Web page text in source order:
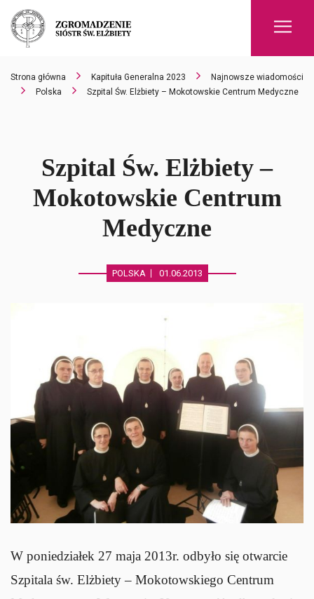
Strona główna Kapituła Generalna 2023
Najnowsze wiadomości
Polska
Szpital Św. Elżbiety – Mokotowskie Centrum Medyczne
Szpital Św. Elżbiety –
Mokotowskie Centrum
Medyczne
POLSKA 01.06.2013
W poniedziałek 27 maja 2013r. odbyło się otwarcie
Szpitala św. Elżbiety – Mokotowskiego Centrum